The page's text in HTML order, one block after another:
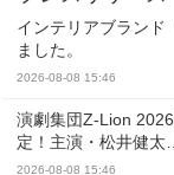
インテリアブランド
ました。
2026-08-08 15:46
演劇集団Z-Lion
定！主演・松井健太…
2026-08-08 15:46